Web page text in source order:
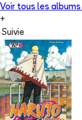
Voir tous les albums
+
Suivie